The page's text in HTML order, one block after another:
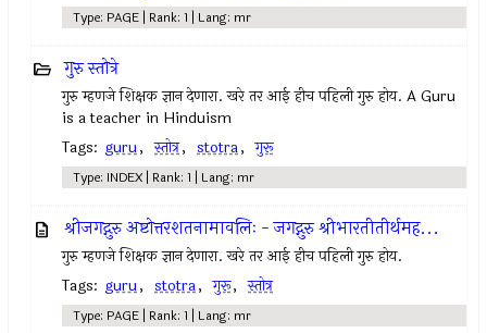
Type: PAGE | Rank: 1 | Lang: mr
गुरु स्तोत्रे
गुरु म्हणजे शिक्षक ज्ञान देणारा. खरे तर आई हीच पहिली गुरु होय. A Guru
is a teacher in Hinduism
Tags: guru, स्तोत्र, stotra, गुरू
Type: INDEX | Rank: 1 | Lang: mr
श्रीजगद्गुरु अष्टोत्तरशतनामावलिः - जगद्गुरु श्रीभारतीतीर्थमह...
गुरु म्हणजे शिक्षक ज्ञान देणारा. खरे तर आई हीच पहिली गुरु होय.
Tags: guru, stotra, गुरू, स्तोत्र
Type: PAGE | Rank: 1 | Lang: mr